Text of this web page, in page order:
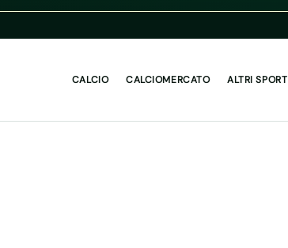
CALCIO CALCIOMERCATO ALTRI SPORT